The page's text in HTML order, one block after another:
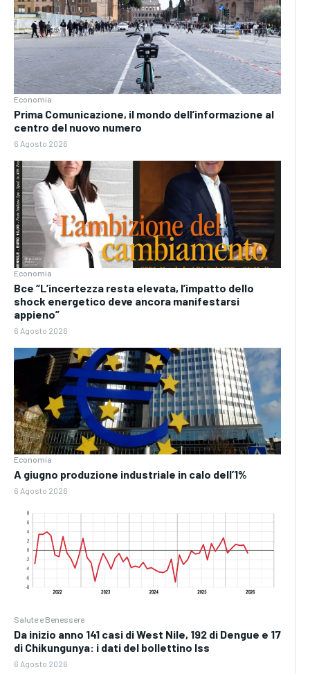
Economia
Prima Comunicazione, il mondo dell’informazione al
centro del nuovo numero
6 Agosto 2026
Economia
Bce “L’incertezza resta elevata, l’impatto dello
shock energetico deve ancora manifestarsi
appieno”
6 Agosto 2026
Economia
A giugno produzione industriale in calo dell’1%
6 Agosto 2026
Salute e Benessere
Da inizio anno 141 casi di West Nile, 192 di Dengue e 17
di Chikungunya: i dati del bollettino Iss
6 Agosto 2026